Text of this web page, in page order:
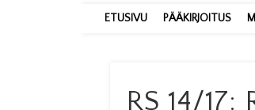
ETUSIVU PÄÄKIRJOITUS
RS 14/